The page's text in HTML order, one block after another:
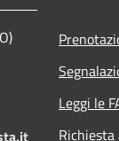
Leggi le